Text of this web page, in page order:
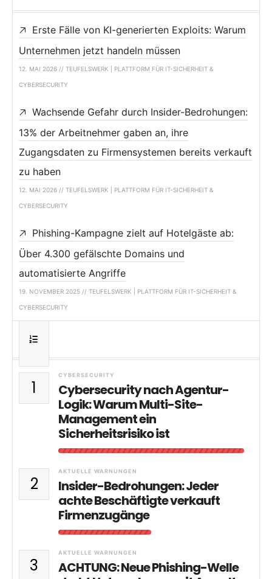
Erste Fälle von KI-generierten Exploits: Warum
Unternehmen jetzt handeln müssen
12. MAI 2026 // TEUFELSWERK | PLATTFORM FÜR IT-SICHERHEIT &
CYBERSECURITY
Wachsende Gefahr durch Insider-Bedrohungen:
13% der Arbeitnehmer gaben an, ihre
Zugangsdaten zu Firmensystemen bereits verkauft
zu haben
12. MAI 2026 // TEUFELSWERK | PLATTFORM FÜR IT-SICHERHEIT &
CYBERSECURITY
Phishing-Kampagne zielt auf Hotelgäste ab:
Über 4.300 gefälschte Domains und
automatisierte Angriffe
19. NOVEMBER 2025 // TEUFELSWERK | PLATTFORM FÜR IT-SICHERHEIT &
CYBERSECURITY
1
CYBERSECURITY
Cybersecurity nach Agentur-
Logik: Warum Multi-Site-
Management ein
Sicherheitsrisiko ist
2
AKTUELLE WARNUNGEN
Insider-Bedrohungen: Jeder
achte Beschäftigte verkauft
Firmenzugänge
3
AKTUELLE WARNUNGEN
ACHTUNG: Neue Phishing-Welle